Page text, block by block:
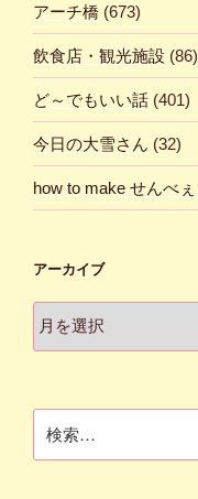
アーチ橋 (673)
飲食店・観光施設 (86)
ど～でもいい話 (401)
今日の大雪さん (32)
how to make せんべぇ
アーカイブ
ー
索: